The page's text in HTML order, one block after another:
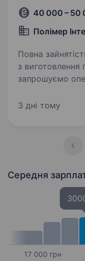
40 000 – 50
Полімер
Повна зайнятість. На
з виготовлення
запрошуємо
2/2/2 заробітна плата від 40 тисяч гривень,
3 дні тому
Середня
17 000 грн